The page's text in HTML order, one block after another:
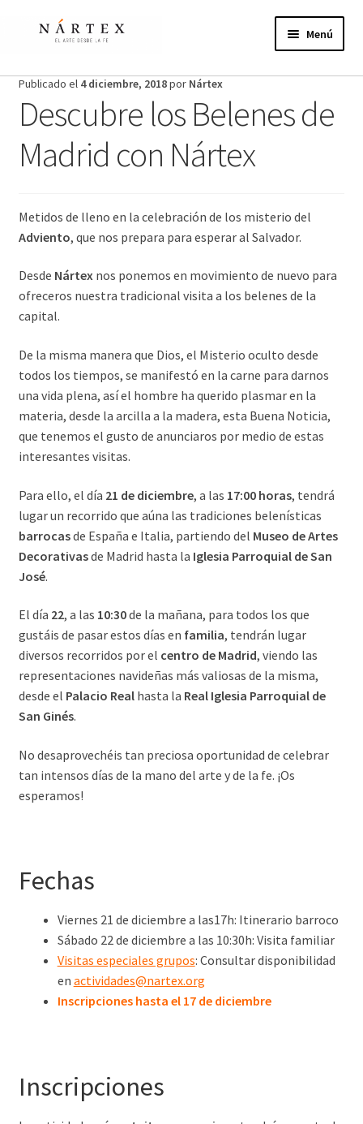
Menú
Inicio
Actividades
Proyectos de verano
Publicaciones
Nosotros
Publicado el 4 diciembre, 2018por Nártex
Descubre los Belenes de
Madrid con Nártex
Metidos de lleno en la celebración de los misterio del
Adviento, que nos prepara para esperar al Salvador.
Desde Nártexnos ponemos en movimiento de nuevo para
ofreceros nuestra tradicional visita a los belenes de la
capital.
De la misma manera que Dios, el Misterio oculto desde
todos los tiempos, se manifestó en la carne para darnos
una vida plena, así el hombre ha querido plasmar en la
materia, desde la arcilla a la madera, esta Buena Noticia,
que tenemos el gusto de anunciaros por medio de estas
interesantes visitas.
Para ello, el día 21 de diciembre, a las 17:00 horas, tendrá
lugar un recorrido que aúna las tradiciones belenísticas
barrocasde España e Italia, partiendo del Museo de Artes
Decorativasde Madrid hasta la Iglesia Parroquial de San
José.
El día 22, a las 10:30de la mañana, para todos los que
gustáis de pasar estos días en familia, tendrán lugar
diversos recorridos por el centro de Madrid, viendo las
representaciones navideñas más valiosas de la misma,
desde el Palacio Realhasta la Real Iglesia Parroquial de
San Ginés.
No desaprovechéis tan preciosa oportunidad de celebrar
tan intensos días de la mano del arte y de la fe. ¡Os
esperamos!
Fechas
Viernes 21 de diciembre a las17h: Itinerario barroco
Sábado 22 de diciembre a las 10:30h: Visita familiar
Visitas especiales grupos: Consultar disponibilidad
en actividades@nartex.org
Inscripciones hasta el 17 de diciembre
Inscripciones